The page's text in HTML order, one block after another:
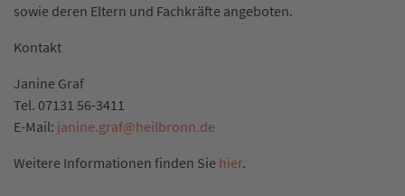
sowie deren Eltern und Fachkräfte angeboten.
Kontakt
Janine Graf
Tel. 07131 56-3411
E-Mail: janine.graf@heilbronn.de
Weitere Informationen finden Sie hier.